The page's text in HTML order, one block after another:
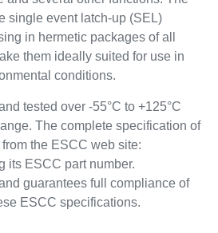
single event latch-up (SEL)
in hermetic packages of all
them ideally suited for use in
conditions.
tested over -55°C to +125°C
The complete specification of
the ESCC web site:
its ESCC part number.
guarantees full compliance of
ESCC specifications.